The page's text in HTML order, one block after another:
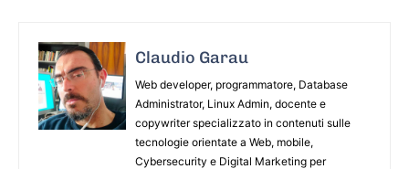
Claudio Garau
Web developer, programmatore, Database
Administrator, Linux Admin, docente e
copywriter specializzato in contenuti sulle
tecnologie orientate a Web, mobile,
Cybersecurity e Digital Marketing per